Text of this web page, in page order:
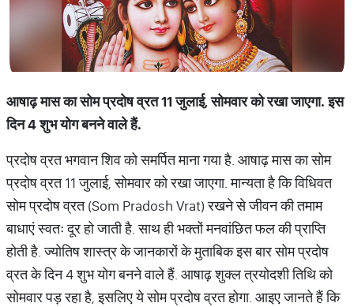
आषाढ़ मास का सोम प्रदोष व्रत 11 जुलाई, सोमवार को रखा जाएगा. इस
दिन 4 शुभ योग बनने वाले हैं.
प्रदोष व्रत भगवान शिव को समर्पित माना गया है. आषाढ़ मास का सोम
प्रदोष व्रत 11 जुलाई, सोमवार को रखा जाएगा. मान्यता है कि विधिवत
सोम प्रदोष व्रत (Som Pradosh Vrat) रखने से जीवन की तमाम
बाधाएं स्वतः दूर हो जाती है. साथ ही भक्तों मनवांछित फल की प्राप्ति
होती है. ज्योतिष शास्त्र के जानकारों के मुताबिक इस बार सोम प्रदोष
व्रत के दिन 4 शुभ योग बनने वाले हैं. आषाढ़ शुक्ल त्रयोदशी तिथि को
सोमवार पड़ रहा है, इसलिए ये सोम प्रदोष व्रत होगा. आइए जानते हैं कि